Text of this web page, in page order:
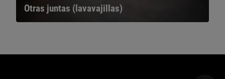
Otras juntas (lavavajillas)